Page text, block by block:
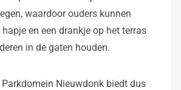
waardoor ouders kunnen
en een drankje op het terras
in de gaten houden.
Parkdomein Nieuwdonk biedt dus